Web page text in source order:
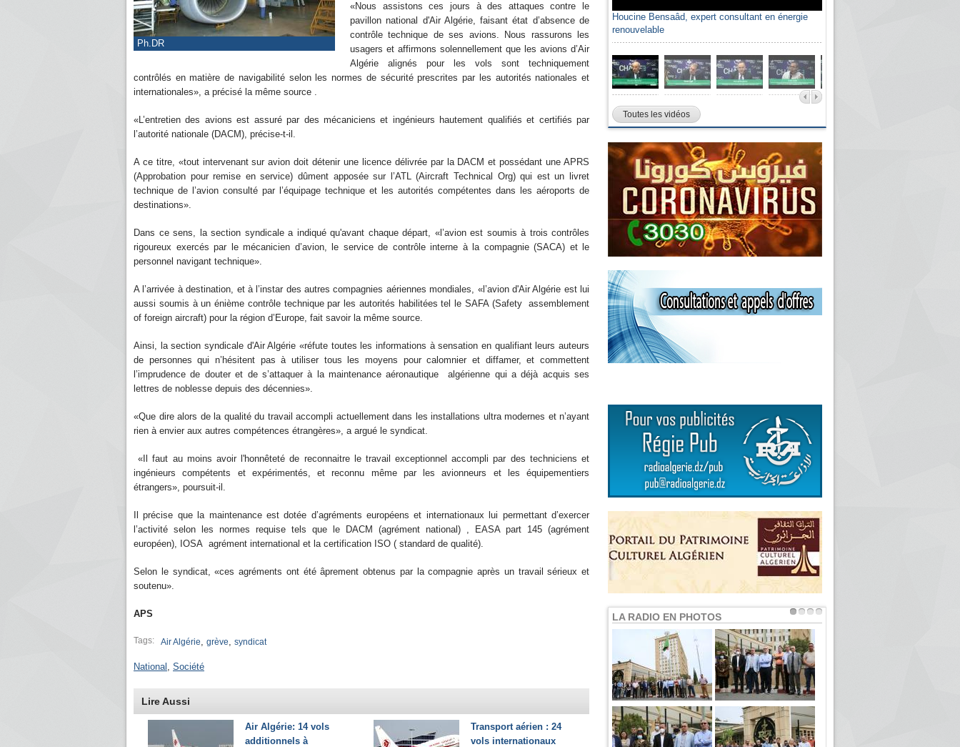
Ph.DR
«Nous assistons ces jours à des attaques contre le
pavillon national d'Air Algérie, faisant état d’absence de
contrôle technique de ses avions. Nous rassurons les
usagers et affirmons solennellement que les avions d’Air
Algérie alignés pour les vols sont techniquement
contrôlés en matière de navigabilité selon les normes de sécurité prescrites par les autorités nationales et
internationales», a précisé la même source .
«L’entretien des avions est assuré par des mécaniciens et ingénieurs hautement qualifiés et certifiés par
l’autorité nationale (DACM), précise-t-il.
A ce titre, «tout intervenant sur avion doit détenir une licence délivrée par la DACM et possédant une APRS
(Approbation pour remise en service) dûment apposée sur l’ATL (Aircraft Technical Org) qui est un livret
technique de l’avion consulté par l’équipage technique et les autorités compétentes dans les aéroports de
destinations».
Dans ce sens, la section syndicale a indiqué qu'avant chaque départ, «l’avion est soumis à trois contrôles
rigoureux exercés par le mécanicien d’avion, le service de contrôle interne à la compagnie (SACA) et le
personnel navigant technique».
A l’arrivée à destination, et à l’instar des autres compagnies aériennes mondiales, «l’avion d'Air Algérie est lui
aussi soumis à un énième contrôle technique par les autorités habilitées tel le SAFA (Safety assemblement
of foreign aircraft) pour la région d’Europe, fait savoir la même source.
Ainsi, la section syndicale d'Air Algérie «réfute toutes les informations à sensation en qualifiant leurs auteurs
de personnes qui n’hésitent pas à utiliser tous les moyens pour calomnier et diffamer, et commettent
l’imprudence de douter et de s’attaquer à la maintenance aéronautique algérienne qui a déjà acquis ses
lettres de noblesse depuis des décennies».
«Que dire alors de la qualité du travail accompli actuellement dans les installations ultra modernes et n’ayant
rien à envier aux autres compétences étrangères», a argué le syndicat.
«Il faut au moins avoir l'honnêteté de reconnaitre le travail exceptionnel accompli par des techniciens et
ingénieurs compétents et expérimentés, et reconnu même par les avionneurs et les équipementiers
étrangers», poursuit-il.
Il précise que la maintenance est dotée d’agréments européens et internationaux lui permettant d’exercer
l’activité selon les normes requise tels que le DACM (agrément national) , EASA part 145 (agrément
européen), IOSA agrément international et la certification ISO ( standard de qualité).
Selon le syndicat, «ces agréments ont été âprement obtenus par la compagnie après un travail sérieux et
soutenu».
APS
Tags: Air Algérie, grève, syndicat
National , Société
Lire Aussi
Air Algérie: 14 vols
additionnels à
Transport aérien : 24
vols internationaux
Houcine Bensaâd, expert consultant en énergie
renouvelable
Toutes les vidéos
LA RADIO EN PHOTOS